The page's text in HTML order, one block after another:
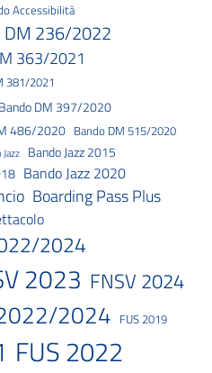
Accessibilità
DM 236/2022
363/2021
381/2021
Bando DM 397/2020
486/2020 Bando DM 515/2020
Jazz
Bando Jazz 2015
Bando Jazz 2020
Boarding Pass Plus
2024
2023 FNSV 2024
2024 FUS 2019
FUS 2022